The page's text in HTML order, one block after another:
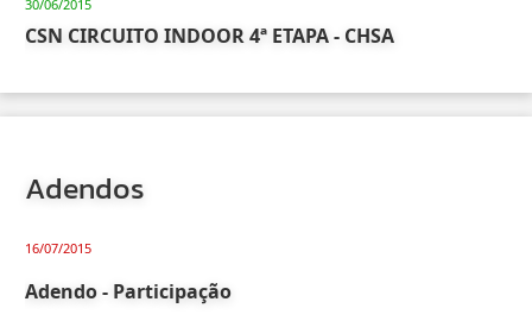
30/06/2015
CSN CIRCUITO INDOOR 4ª ETAPA - CHSA
Adendos
16/07/2015
Adendo - Participação